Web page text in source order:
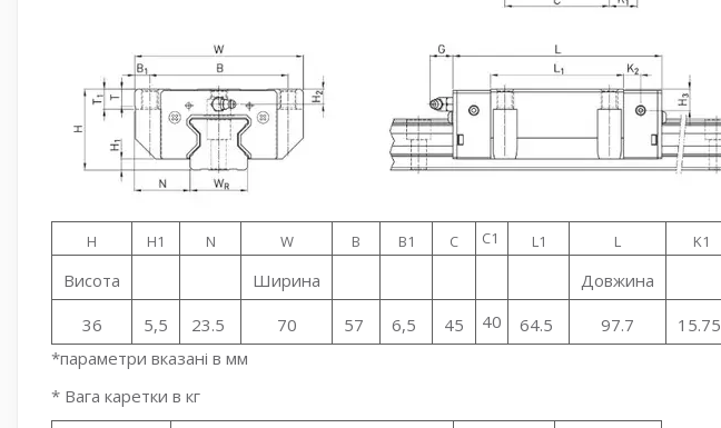
H H1 N W B B1 C C1 L1 L K1
Висота Ширина Довжина
36
5,5 23.5 70 57 6,5 45 40 64.5 97.7 15.75
*параметри вказані в мм
* Вага каретки в кг